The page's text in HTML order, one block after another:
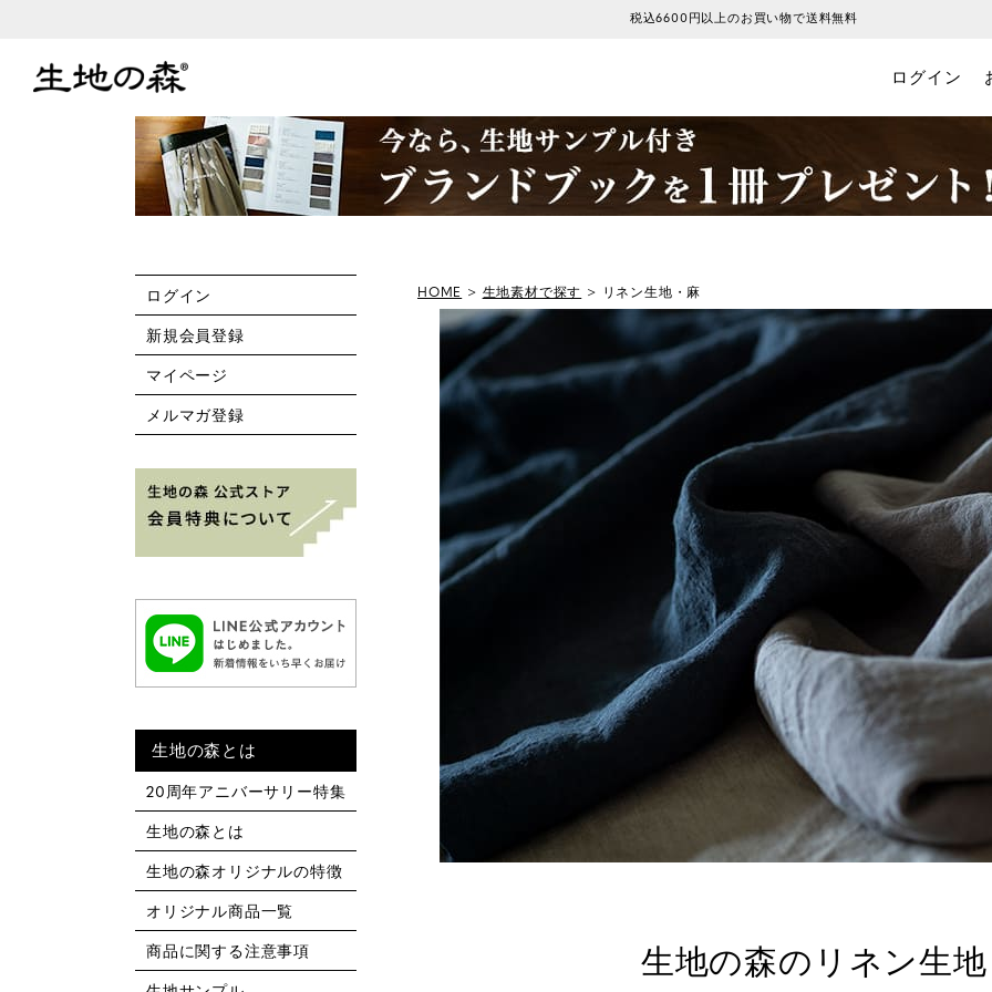
税込6600円以上のお買い物で送料無料
ログイン
HOME 生地素材で探す リネン生地・麻
生地の森のリネン生
ログイン
新規会員登録
マイページ
メルマガ登録
生地の森とは
20周年アニバーサリー特集
生地の森とは
生地の森オリジナルの特徴
オリジナル商品一覧
商品に関する注意事項